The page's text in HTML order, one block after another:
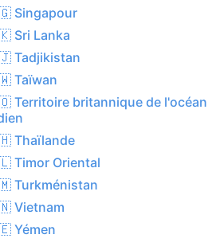
Singapour
Sri Lanka
Tadjikistan
Taïwan
Territoire britannique de l'océan
Thaïlande
Timor Oriental
Turkménistan
Vietnam
Yémen